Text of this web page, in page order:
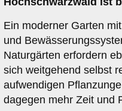
Ein moderner Garten
und
Naturgärten erfordern
sich weitgehend selbst
aufwendigen
dagegen mehr Zeit und